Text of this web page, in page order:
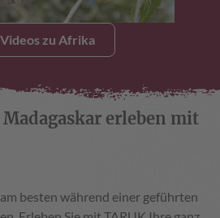
zu Afrika
erleben mit
besten während einer geführten